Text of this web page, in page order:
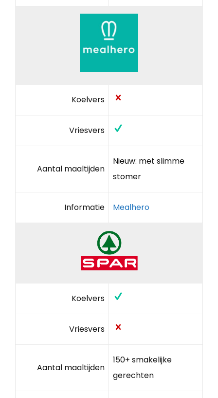
Koelvers
Vriesvers
Aantal maaltijden
Nieuw: met slimme
stomer
Informatie Mealhero
Koelvers
Vriesvers
Aantal maaltijden
150+ smakelijke
gerechten